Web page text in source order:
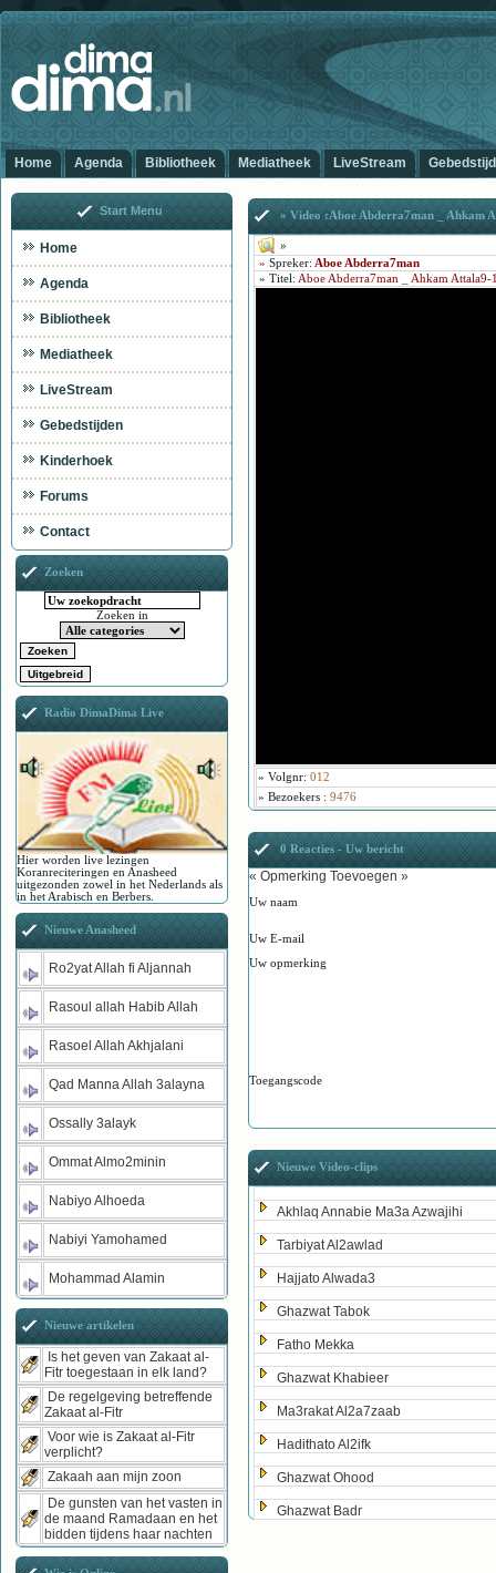
Home Agenda Bibliotheek Mediatheek LiveStream
» Video :Aboe Abderra7man _ Ahkam
»
» Spreker: Aboe Abderra7man
» Titel : Aboe Abderra7man _ Ahkam Attala9-
» Volgnr: 012
» Bezoekers : 9476
0 Reacties - Uw bericht
« Opmerking Toevoegen »
Uw naam
Uw E-mail
Uw opmerking
Toegangscode
Nieuwe Video-clips
Akhlaq Annabie Ma3a Azwajihi
Tarbiyat Al2awlad
Hajjato Alwada3
Ghazwat Tabok
Fatho Mekka
Ghazwat Khabieer
Ma3rakat Al2a7zaab
Hadithato Al2ifk
Ghazwat Ohood
Ghazwat Badr
Start Menu
Home
Agenda
Bibliotheek
Mediatheek
LiveStream
Gebedstijden
Kinderhoek
Forums
Contact
Zoeken
Zoeken in
Radio DimaDima Live
Hier worden live lezingen
Koranreciteringen en Anasheed
uitgezonden zowel in het Nederlands als
in het Arabisch en Berbers.
Nieuwe Anasheed
Ro2yat Allah fi Aljannah
Rasoul allah Habib Allah
Rasoel Allah Akhjalani
Qad Manna Allah 3alayna
Ossally 3alayk
Ommat Almo2minin
Nabiyo Alhoeda
Nabiyi Yamohamed
Mohammad Alamin
Nieuwe artikelen
Is het geven van Zakaat al-
Fitr toegestaan in elk land?
De regelgeving betreffende
Zakaat al-Fitr
Voor wie is Zakaat al-Fitr
verplicht?
Zakaah aan mijn zoon
De gunsten van het vasten in
de maand Ramadaan en het
bidden tijdens haar nachten